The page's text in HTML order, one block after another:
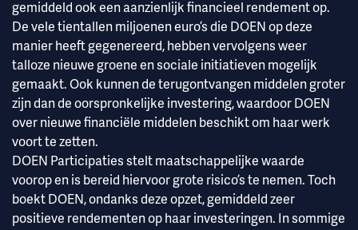
gemiddeld ook een aanzienlijk financieel rendement op.
De vele tientallen miljoenen euro’s die DOEN op deze
manier heeft gegenereerd, hebben vervolgens weer
talloze nieuwe groene en sociale initiatieven mogelijk
gemaakt. Ook kunnen de terugontvangen middelen groter
zijn dan de oorspronkelijke investering, waardoor DOEN
over nieuwe financiële middelen beschikt om haar werk
voort te zetten.
DOEN Participaties stelt maatschappelijke waarde
voorop en is bereid hiervoor grote risico’s te nemen. Toch
boekt DOEN, ondanks deze opzet, gemiddeld zeer
positieve rendementen op haar investeringen. In sommige